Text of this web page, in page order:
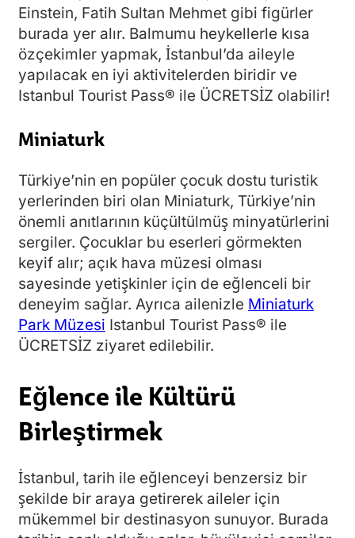
Einstein, Fatih Sultan Mehmet gibi figürler
burada yer alır. Balmumu heykellerle kısa
özçekimler yapmak, İstanbul’da aileyle
yapılacak en iyi aktivitelerden biridir ve
Istanbul Tourist Pass® ile ÜCRETSİZ olabilir!
Miniaturk
Türkiye’nin en popüler çocuk dostu turistik
yerlerinden biri olan Miniaturk, Türkiye’nin
önemli anıtlarının küçültülmüş minyatürlerini
sergiler. Çocuklar bu eserleri görmekten
keyif alır; açık hava müzesi olması
sayesinde yetişkinler için de eğlenceli bir
deneyim sağlar. Ayrıca ailenizle Miniaturk
Park Müzesi Istanbul Tourist Pass® ile
ÜCRETSİZ ziyaret edilebilir.
Eğlence ile Kültürü
Birleştirmek
İstanbul, tarih ile eğlenceyi benzersiz bir
şekilde bir araya getirerek aileler için
mükemmel bir destinasyon sunuyor. Burada